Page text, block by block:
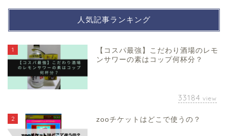
人気記事ランキング
1
【コスパ最強】こだわり酒場のレモ
ンサワーの素はコップ何杯分？
33184 view
2 zooチケットはどこで使うの？